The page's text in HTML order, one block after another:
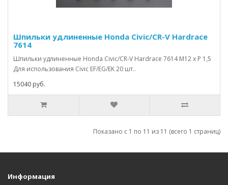
Шпильки удлиненные Honda Civic/CR-V Hardrace
7614
Шпильки удлиненные Honda Civic/CR-V Hardrace 7614 M12 x P 1,5
Для использования Civic EF/EG/EK 20 шт..
15040 руб.
Показано с 1 по 11 из 11 (всего 1 страниц)
Информация